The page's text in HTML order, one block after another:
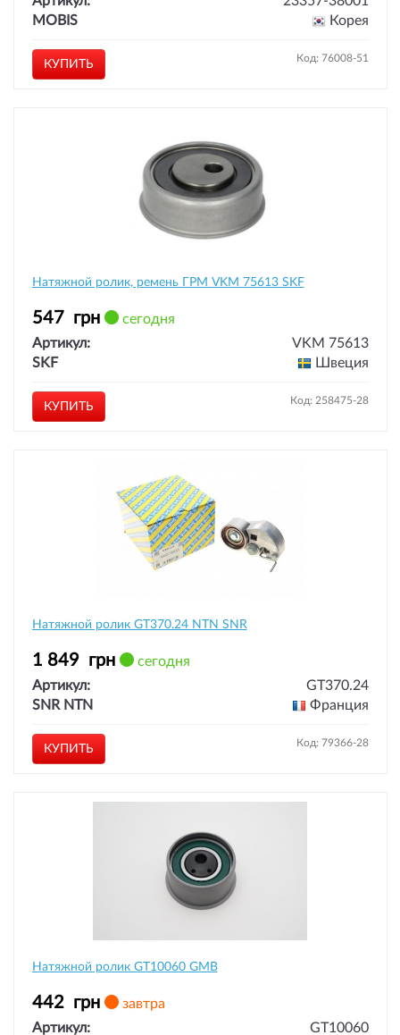
MOBIS
Корея
КУПИТЬ Код: 76008-51
Натяжной ролик, ремень ГРМ VKM 75613 SKF
547 грн
сегодня
Артикул:
VKM 75613
SKF
Швеция
КУПИТЬ Код: 258475-28
Натяжной ролик GT370.24 NTN SNR
1 849 грн
сегодня
Артикул:
GT370.24
SNR NTN
Франция
КУПИТЬ Код: 79366-28
Натяжной ролик GT10060 GMB
442 грн
завтра
Артикул:
GT10060